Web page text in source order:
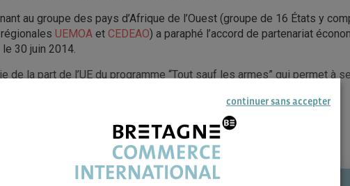
au groupe des pays d’Afrique de l’Ouest (groupe de 16 États y
UEMOA et CEDEAO) a paraphé l’accord de partenariat
le 30 juin 2014.
de la part de l’UE du programme “Tout sauf les armes” qui permet à
douane et sans contingent, sur le marché.
continuer sans accepter